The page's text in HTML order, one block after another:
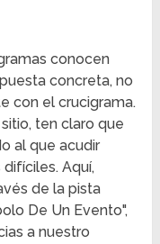
conocen
concreta, no
con el crucigrama.
ten claro que
al que acudir
Aquí,
de la pista
De Un Evento",
a nuestro